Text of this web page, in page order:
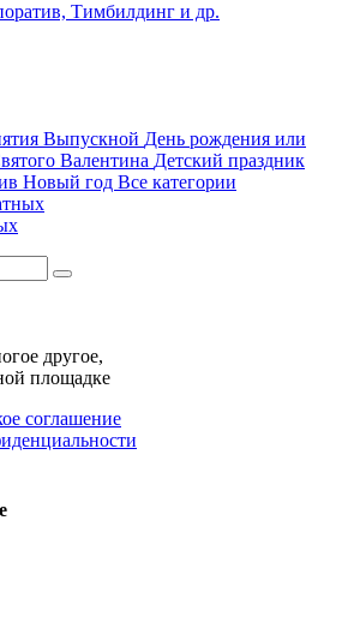
Тимбилдинг и др.
Выпускной День рождения или
Валентина Детский праздник
Новый год Все категории
другое,
площадке
соглашение